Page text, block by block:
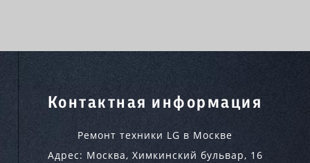
Контактная информация
Ремонт техники LG в Москве
Адрес: Москва, Химкинский бульвар, 16